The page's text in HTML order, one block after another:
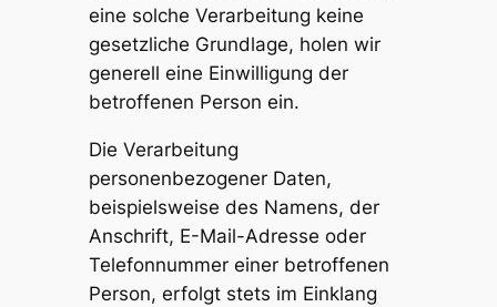
eine solche Verarbeitung keine
gesetzliche Grundlage, holen wir
generell eine Einwilligung der
betroffenen Person ein.
Die Verarbeitung
personenbezogener Daten,
beispielsweise des Namens, der
Anschrift, E-Mail-Adresse oder
Telefonnummer einer betroffenen
Person, erfolgt stets im Einklang